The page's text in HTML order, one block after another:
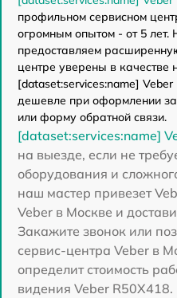
профильном сервисном
огромным опытом - от 5 лет.
предоставляем
центре уверены в качестве
[dataset:services:name]
дешевле при оформлении
или форму обратной связи.
[dataset:services:name]
на выезде, если не
оборудования и
наш мастер привезет
Veber в Москве и
Закажите звонок или
сервис-центра Veber в
определит стоимость
видения Veber